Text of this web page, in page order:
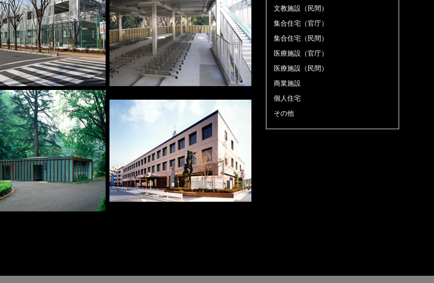
保管場所
文教施設（民間）
集合住宅（官庁）
集合住宅（民間）
医療施設（官庁）
医療施設（民間）
商業施設
個人住宅
その他